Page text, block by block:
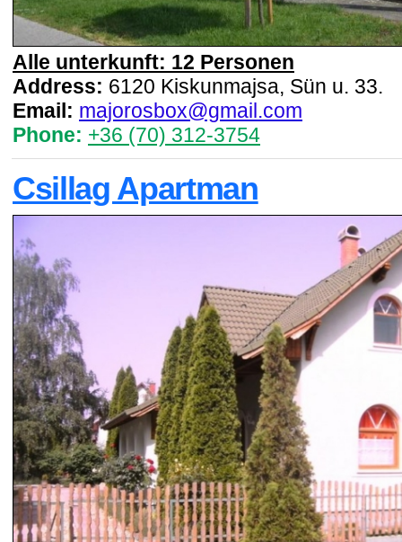
Alle unterkunft: 12 Personen
Address: 6120 Kiskunmajsa, Sün u. 33.
Email: majorosbox@gmail.com
Phone: +36 (70) 312-3754
Csillag Apartman